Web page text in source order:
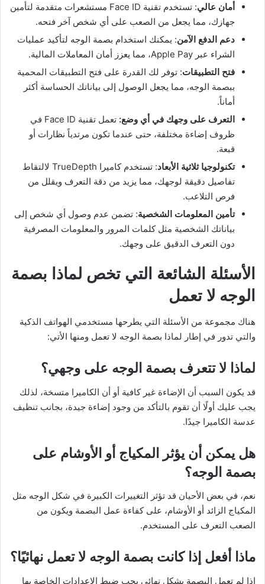
أمان عالي
: تستخدم تقنية Face ID مستشعرات متقدمة لتأمين
جهازك، مما يجعل من الصعب على أي شخص آخر فتحه.
دعم الدفع الآمن: يمكنك استخدام بصمة الوجه لتأكيد عمليات
الشراء عبر Apple Pay، مما يعزز أمان المعاملات المالية.
فتح التطبيقات: توفر لك القدرة على فتح التطبيقات المحمية
ببصمة الوجه، مما يجعل الوصول إلى بياناتك الحساسة أكثر
أماناً.
التعرف على وجهك في أي وضع:
تعمل تقنية Face ID في
ظروف إضاءة مختلفة، حتى عندما تكون مرتدياً نظارات أو
قبعة.
تكنولوجيا ثلاثية الأبعاد
: تستخدم كاميرا TrueDepth لالتقاط
تفاصيل دقيقة لوجهك، مما يزيد من دقة التعرف ويقلل من
فرص التلاعب.
تأمين المعلومات الشخصية: تضمن عدم وصول أي شخص إلى
بياناتك الشخصية مثل كلمات المرور والمعلومات المصرفية
دون التعرف الدقيق على وجهك.
الأسئلة الشائعة التي تخص لماذا بصمة
الوجه لا تعمل
هناك مجموعة من الأسئلة التي يطرحها مستخدمي الهواتف الذكية
والتي تدور في إطار لماذا بصمة الوجه لا تعمل ومنها الأتي:
لماذا لا تتعرف بصمة الوجه على وجهي؟
قد يكون السبب أن الإضاءة غير كافية أو أن الكاميرا متسخة، لذلك
يجب عليك أولًا أن تقوم بالتأكد من وجود إضاءة جيدة، بجانب تنظيف
عدسة الكاميرا جيدًا.
هل يمكن أن يؤثر المكياج أو الأوشام على
بصمة الوجه؟
نعم، في بعض الأحيان قد تؤثر التغييرات الكبيرة في شكل الوجه مثل
المكياج الزائد أو الأوشام، على كفاءة عمل البصمة ويكون من
الصعب التعرف على المستخدم.
ماذا أفعل إذا كانت بصمة الوجه لا تعمل نهائيًا؟
إذا لم تعمل البصمة بشكل نهائي يجب ضبط الإعدادات الخاصة بها